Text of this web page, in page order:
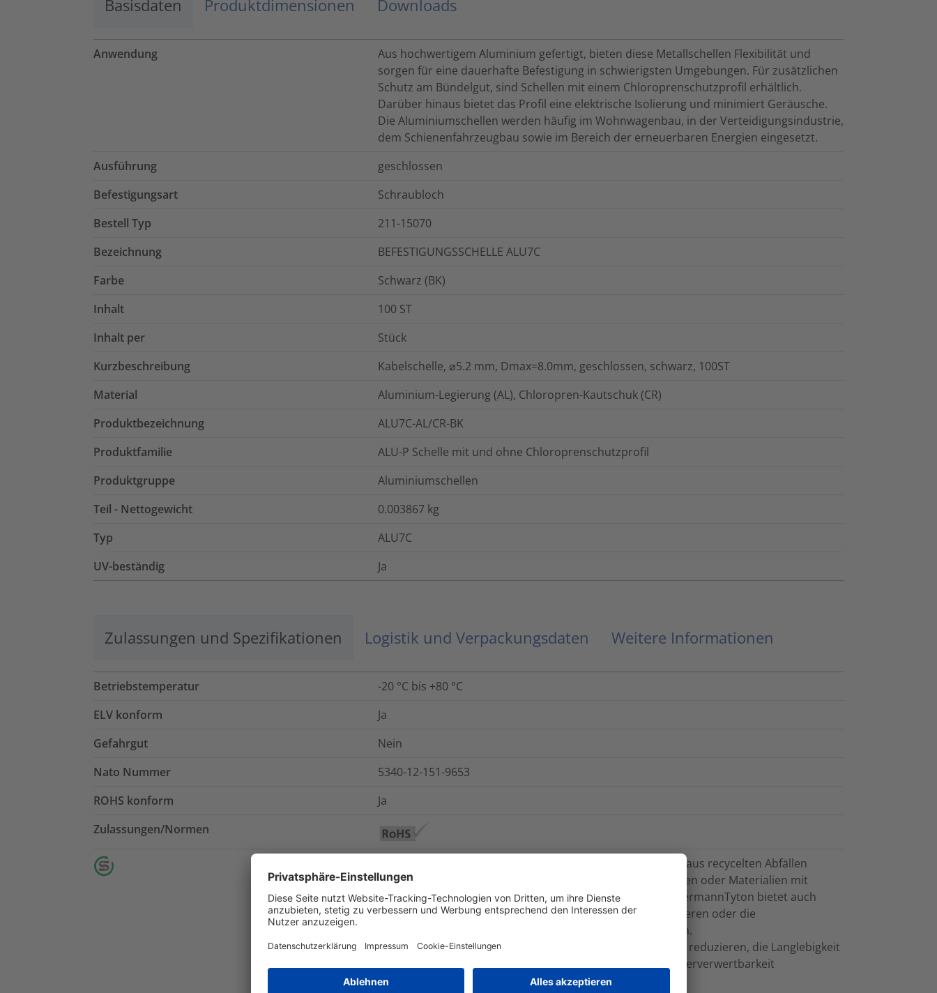
Basisdaten Produktdimensionen Downloads
Anwendung
Aus hochwertigem Aluminium gefertigt, bieten diese Metallschellen Flexibilität und
sorgen für eine dauerhafte Befestigung in schwierigsten Umgebungen. Für zusätzlichen
Schutz am Bündelgut, sind Schellen mit einem Chloroprenschutzprofil erhältlich.
Darüber hinaus bietet das Profil eine elektrische Isolierung und minimiert Geräusche.
Die Aluminiumschellen werden häufig im Wohnwagenbau, in der Verteidigungsindustrie,
dem Schienenfahrzeugbau sowie im Bereich der erneuerbaren Energien eingesetzt.
Ausführung
geschlossen
Befestigungsart
Schraubloch
Bestell Typ
211-15070
Bezeichnung
BEFESTIGUNGSSCHELLE ALU7C
Farbe
Schwarz (BK)
Inhalt
100 ST
Inhalt per
Stück
Kurzbeschreibung
Kabelschelle, ⌀5.2 mm, Dmax=8.0mm, geschlossen, schwarz, 100ST
Material
Aluminium-Legierung (AL), Chloropren-Kautschuk (CR)
Produktbezeichnung
ALU7C-AL/CR-BK
Produktfamilie
ALU-P Schelle mit und ohne Chloroprenschutzprofil
Produktgruppe
Aluminiumschellen
Teil - Nettogewicht
0.003867 kg
Typ
ALU7C
UV-beständig
Ja
Zulassungen und Spezifikationen Logistik und Verpackungsdaten Weitere Informationen
Betriebstemperatur
-20 °C bis +80 °C
ELV konform
Ja
Gefahrgut
Nein
Nato Nummer
5340-12-151-9653
ROHS konform
Ja
Zulassungen/Normen
Source-Produkte werden aus Kunststoffen hergestellt, die aus recycelten Abfällen
zurückgewonnen werden, aus pflanzlichen Quellen stammen oder Materialien mit
geringeren CO2-äquivalenten Emissionen verwenden. HellermannTyton bietet auch
Produktlösungen an, die - durch ihr Design - Abfälle reduzieren oder die
Wiederverwendbarkeit und Recyclingfähigkeit unterstützen.
ByDesign konzentriert sich auf Produktlösungen, die Abfall reduzieren, die Langlebigkeit
verbessern oder die spätere Wiederverwendung und Wiederverwertbarkeit
unterstützen.